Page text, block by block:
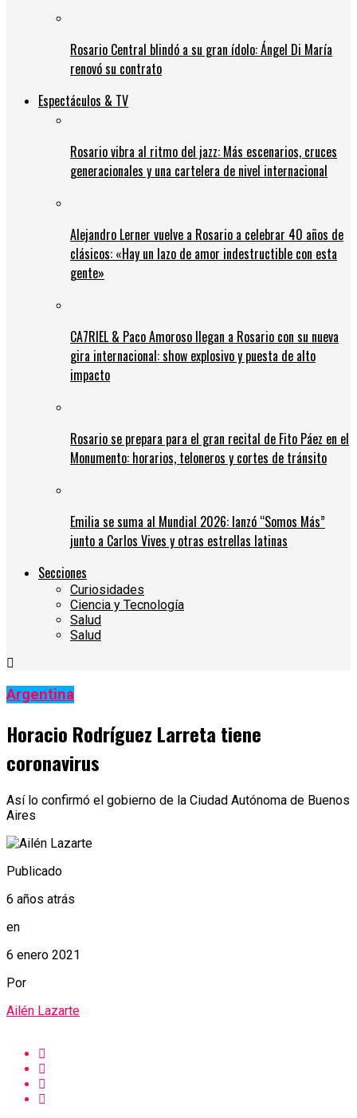
Rosario Central blindó a su gran ídolo: Ángel Di María
renovó su contrato
Espectáculos & TV
Rosario vibra al ritmo del jazz: Más escenarios, cruces
generacionales y una cartelera de nivel internacional
Alejandro Lerner vuelve a Rosario a celebrar 40 años de
clásicos: «Hay un lazo de amor indestructible con esta
gente»
CA7RIEL & Paco Amoroso llegan a Rosario con su nueva
gira internacional: show explosivo y puesta de alto
impacto
Rosario se prepara para el gran recital de Fito Páez en el
Monumento: horarios, teloneros y cortes de tránsito
Emilia se suma al Mundial 2026: lanzó “Somos Más”
junto a Carlos Vives y otras estrellas latinas
Secciones
Curiosidades
Ciencia y Tecnología
Salud
Salud
Argentina
Horacio Rodríguez Larreta tiene
coronavirus
Así lo confirmó el gobierno de la Ciudad Autónoma de Buenos
Aires
Publicado
6 años atrás
en
6 enero 2021
Por
Ailén Lazarte